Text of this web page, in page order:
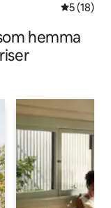
5 av 5 i
5 (18)
hemma